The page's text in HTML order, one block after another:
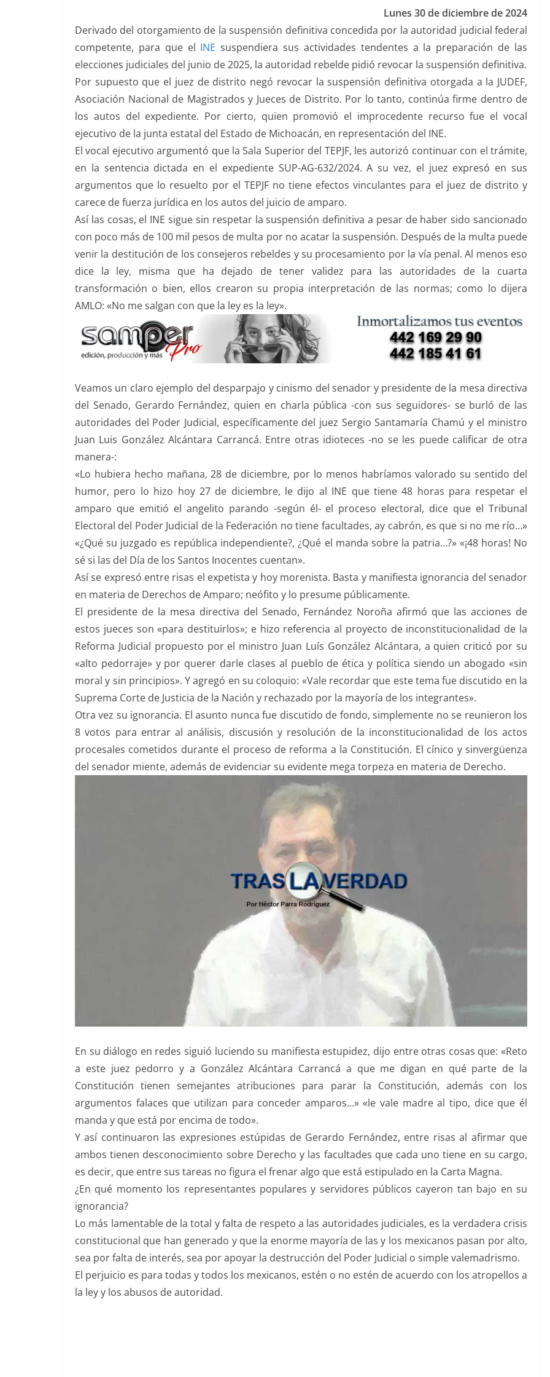
k
Lunes 30 de diciembre de 2024
Derivado del otorgamiento de la suspensión definitiva concedida por la autoridad judicial federal
competente, para que el INE suspendiera sus actividades tendentes a la preparación de las
elecciones judiciales del junio de 2025, la autoridad rebelde pidió revocar la suspensión definitiva.
Por supuesto que el juez de distrito negó revocar la suspensión definitiva otorgada a la JUDEF,
Asociación Nacional de Magistrados y Jueces de Distrito. Por lo tanto, continúa firme dentro de
los autos del expediente. Por cierto, quien promovió el improcedente recurso fue el vocal
ejecutivo de la junta estatal del Estado de Michoacán, en representación del INE.
El vocal ejecutivo argumentó que la Sala Superior del TEPJF, les autorizó continuar con el trámite,
en la sentencia dictada en el expediente SUP-AG-632/2024. A su vez, el juez expresó en sus
argumentos que lo resuelto por el TEPJF no tiene efectos vinculantes para el juez de distrito y
carece de fuerza jurídica en los autos del juicio de amparo.
Así las cosas, el INE sigue sin respetar la suspensión definitiva a pesar de haber sido sancionado
con poco más de 100 mil pesos de multa por no acatar la suspensión. Después de la multa puede
venir la destitución de los consejeros rebeldes y su procesamiento por la vía penal. Al menos eso
dice la ley, misma que ha dejado de tener validez para las autoridades de la cuarta
transformación o bien, ellos crearon su propia interpretación de las normas; como lo dijera
AMLO: «No me salgan con que la ley es la ley».
Veamos un claro ejemplo del desparpajo y cinismo del senador y presidente de la mesa directiva
del Senado, Gerardo Fernández, quien en charla pública -con sus seguidores- se burló de las
autoridades del Poder Judicial, específicamente del juez Sergio Santamaría Chamú y el ministro
Juan Luis González Alcántara Carrancá. Entre otras idioteces -no se les puede calificar de otra
manera-:
«Lo hubiera hecho mañana, 28 de diciembre, por lo menos habríamos valorado su sentido del
humor, pero lo hizo hoy 27 de diciembre, le dijo al INE que tiene 48 horas para respetar el
amparo que emitió el angelito parando -según él- el proceso electoral, dice que el Tribunal
Electoral del Poder Judicial de la Federación no tiene facultades, ay cabrón, es que si no me río…»
«¿Qué su juzgado es república independiente?, ¿Qué el manda sobre la patria…?» «¡48 horas! No
sé si las del Día de los Santos Inocentes cuentan».
Así se expresó entre risas el expetista y hoy morenista. Basta y manifiesta ignorancia del senador
en materia de Derechos de Amparo; neófito y lo presume públicamente.
El presidente de la mesa directiva del Senado, Fernández Noroña afirmó que las acciones de
estos jueces son «para destituirlos»; e hizo referencia al proyecto de inconstitucionalidad de la
Reforma Judicial propuesto por el ministro Juan Luís González Alcántara, a quien criticó por su
«alto pedorraje» y por querer darle clases al pueblo de ética y política siendo un abogado «sin
moral y sin principios». Y agregó en su coloquio: «Vale recordar que este tema fue discutido en la
Suprema Corte de Justicia de la Nación y rechazado por la mayoría de los integrantes».
Otra vez su ignorancia. El asunto nunca fue discutido de fondo, simplemente no se reunieron los
8 votos para entrar al análisis, discusión y resolución de la inconstitucionalidad de los actos
procesales cometidos durante el proceso de reforma a la Constitución. El cínico y sinvergüenza
del senador miente, además de evidenciar su evidente mega torpeza en materia de Derecho.
En su diálogo en redes siguió luciendo su manifiesta estupidez, dijo entre otras cosas que: «Reto
a este juez pedorro y a González Alcántara Carrancá a que me digan en qué parte de la
Constitución tienen semejantes atribuciones para parar la Constitución, además con los
argumentos falaces que utilizan para conceder amparos…» «le vale madre al tipo, dice que él
manda y que está por encima de todo».
Y así continuaron las expresiones estúpidas de Gerardo Fernández, entre risas al afirmar que
ambos tienen desconocimiento sobre Derecho y las facultades que cada uno tiene en su cargo,
es decir, que entre sus tareas no figura el frenar algo que está estipulado en la Carta Magna.
¿En qué momento los representantes populares y servidores públicos cayeron tan bajo en su
ignorancia?
Lo más lamentable de la total y falta de respeto a las autoridades judiciales, es la verdadera crisis
constitucional que han generado y que la enorme mayoría de las y los mexicanos pasan por alto,
sea por falta de interés, sea por apoyar la destrucción del Poder Judicial o simple valemadrismo.
El perjuicio es para todas y todos los mexicanos, estén o no estén de acuerdo con los atropellos a
la ley y los abusos de autoridad.